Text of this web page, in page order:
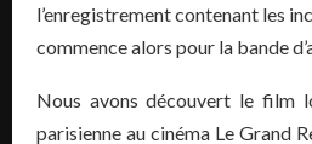
l’enregistrement contenant les
commence alors pour la bande
Nous avons découvert le film
parisienne au cinéma Le Grand